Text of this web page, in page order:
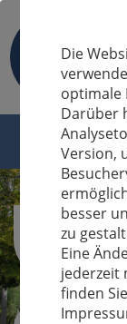
Sucheingabe
Die
optimale
Darüber
Version,
besser
zu
Eine
jederzeit
finden Sie